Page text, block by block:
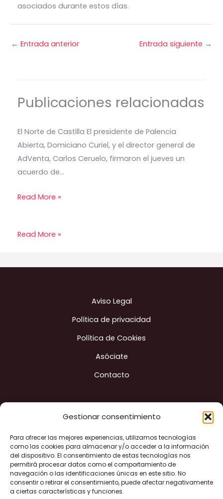
Gestionar consentimiento
Para ofrecer las mejores experiencias, utilizamos tecnologías
como las cookies para almacenar y/o acceder a la información
del dispositivo. El consentimiento de estas tecnologías nos
permitirá procesar datos como el comportamiento de
navegación o las identificaciones únicas en este sitio. No
consentir o retirar el consentimiento, puede afectar negativamente
a ciertas características y funciones.
asociados durante estos días.
← Entrada anterior Entrada siguiente →
Publicaciones relacionadas
El Norte de Castilla El presidente de Palencia
Abierta, Domiciano Curiel, y el director general de
AdVenta, Carlos Ceruelo, firmaron el jueves un
acuerdo de…
Read More »
Read More »
Aviso Legal
Política de privacidad
Política de Cookies
Asóciate
Contacto
Construyendo ciudad
"Financiado por la Unión Europea - Next Generation EU"